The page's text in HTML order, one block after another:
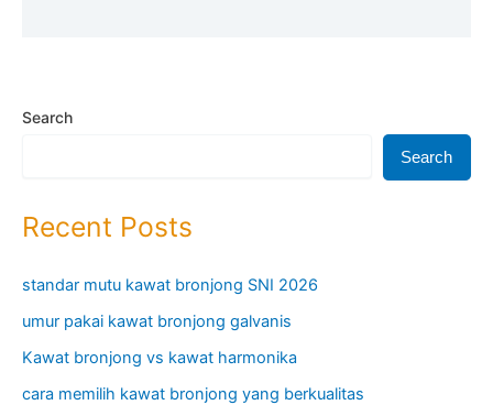
Search
Search
Recent Posts
standar mutu kawat bronjong SNI 2026
umur pakai kawat bronjong galvanis
Kawat bronjong vs kawat harmonika
cara memilih kawat bronjong yang berkualitas